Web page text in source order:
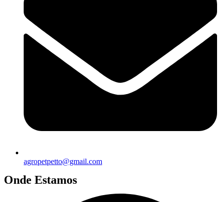
agropetpetto@gmail.com
Onde Estamos